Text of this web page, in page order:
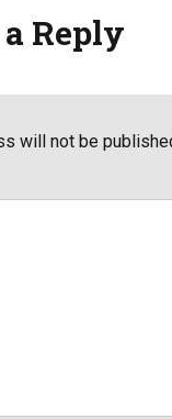
Reply
will not be